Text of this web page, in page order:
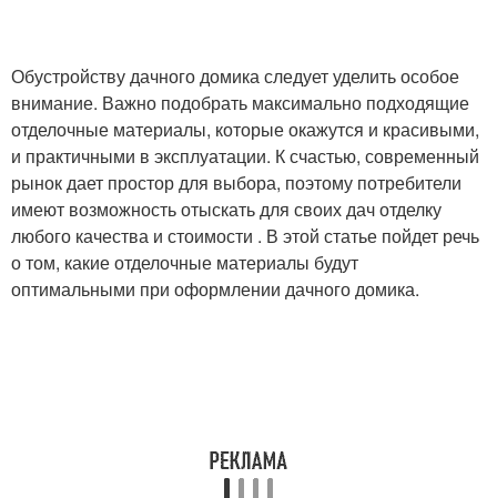
Обустройству дачного домика следует уделить особое
внимание. Важно подобрать максимально подходящие
отделочные материалы, которые окажутся и красивыми,
и практичными в эксплуатации. К счастью, современный
рынок дает простор для выбора, поэтому потребители
имеют возможность отыскать для своих дач отделку
любого качества и стоимости . В этой статье пойдет речь
о том, какие отделочные материалы будут
оптимальными при оформлении дачного домика.